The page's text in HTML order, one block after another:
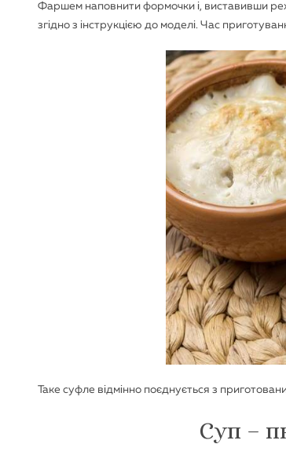
Фаршем наповнити формочки і, виставивши
згідно з інструкцією до моделі. Час
Таке суфле відмінно поєднується з
Суп –